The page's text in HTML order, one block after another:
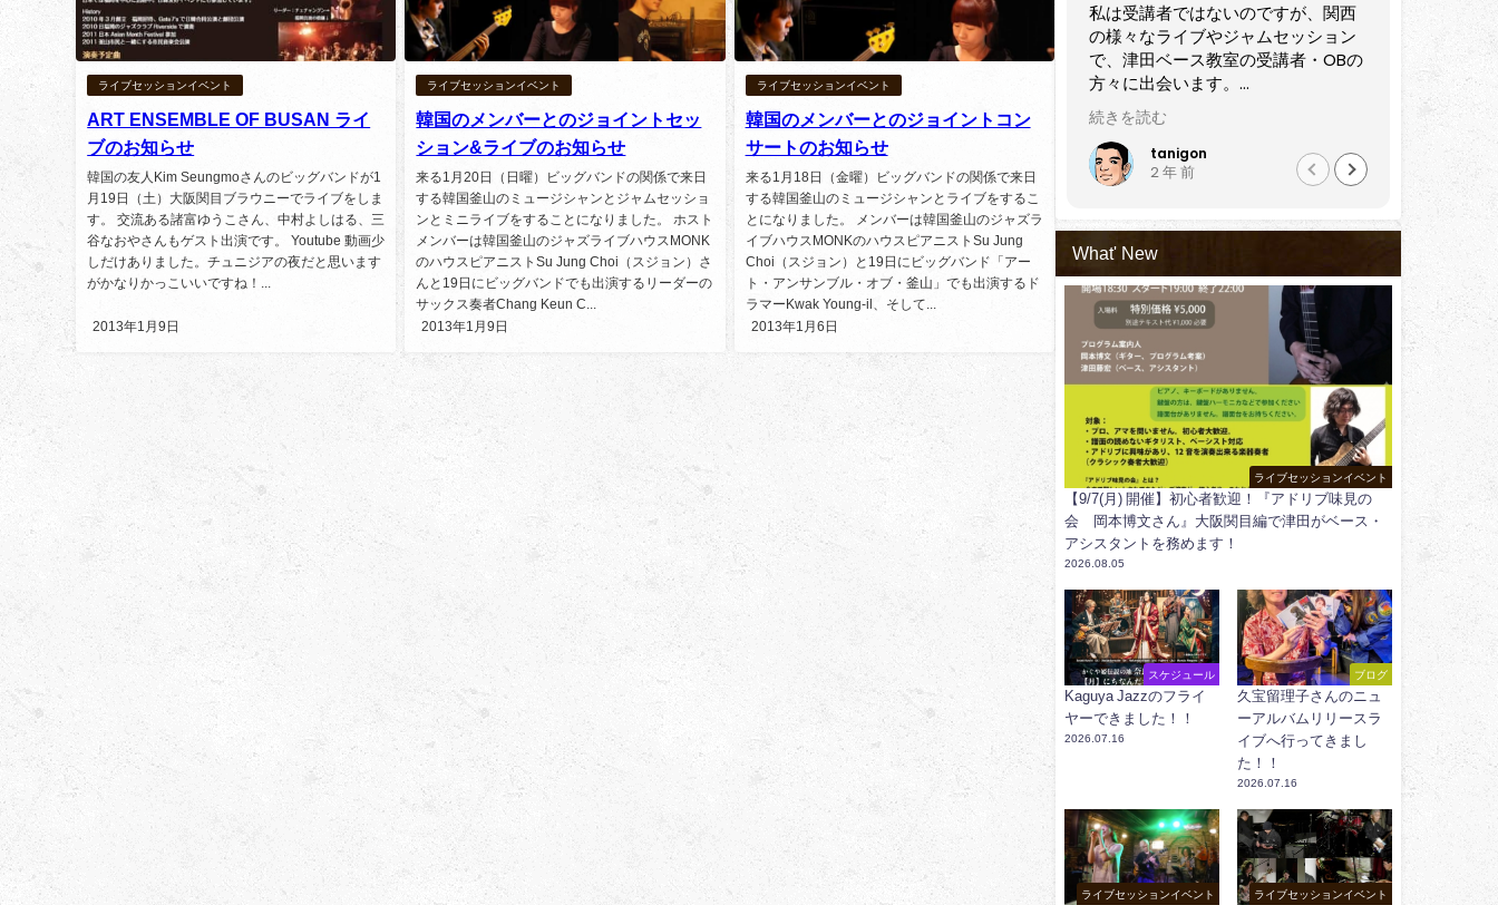
ライブセッションイベント
ART ENSEMBLE OF BUSAN ライ
ブのお知らせ
韓国の友人Kim Seungmoさんのビッグバンドが1
月19日（土）大阪関目ブラウニーでライブをしま
す。 交流ある諸富ゆうこさん、中村よしはる、三
谷なおやさんもゲスト出演です。 Youtube 動画少
しだけありました。チュニジアの夜だと思います
がかなりかっこいいですね！...
2013年1月9日
ライブセッションイベント
韓国のメンバーとのジョイントセッ
ション&ライブのお知らせ
来る1月20日（日曜）ビッグバンドの関係で来日
する韓国釜山のミュージシャンとジャムセッショ
ンとミニライブをすることになりました。 ホスト
メンバーは韓国釜山のジャズライブハウスMONK
のハウスピアニストSu Jung Choi（スジョン）さ
んと19日にビッグバンドでも出演するリーダーの
サックス奏者Chang Keun C...
2013年1月9日
ライブセッションイベント
韓国のメンバーとのジョイントコン
サートのお知らせ
来る1月18日（金曜）ビッグバンドの関係で来日
する韓国釜山のミュージシャンとライブをするこ
とになりました。 メンバーは韓国釜山のジャズラ
イブハウスMONKのハウスピアニストSu Jung
Choi（スジョン）と19日にビッグバンド「アー
ト・アンサンブル・オブ・釜山」でも出演するド
ラマーKwak Young-il、そして...
2013年1月6日
私は受講者ではないのですが、関西
の様々なライブやジャムセッション
で、津田ベース教室の受講者・OBの
方々に出会います。
OBの方では、既に独立して講師やプ
ロ活動している方も結構いらっしゃ
いますし、現役で受講中の方も初心
者のころから着実にレベルアップさ
れているのをセッションで出会うた
びに演奏で感じます。
さすが15年の実績と指導力、と感じ
ます。
続きを読む
tanigon
2 年 前
すばらしいベーシストです。
プレイヤーのみならず長きにわたっ
て講師として活躍されています。
近隣でベースを始めてみようという
方はもちろん、すでにある程度弾け
るけどさらにステップアップしたい
方にもぜひおすすめしたい講師だと
思います。
続きを読む
黒田雅之
2 年 前
音楽講師
確かな技
の音楽教
セッショ
オススメ
続きを読む
5
What' New
ライブセッションイベント
【9/7(月) 開催】初心者歓迎！『アドリブ味見の
会 岡本博文さん』大阪関目編で津田がベース・
アシスタントを務めます！
2026.08.05
スケジュール
Kaguya Jazzのフライ
ヤーできました！！
2026.07.16
ブログ
久宝留理子さんのニュ
ーアルバムリリースラ
イブへ行ってきまし
た！！
2026.07.16
ライブセッションイベント ライブセッションイベント